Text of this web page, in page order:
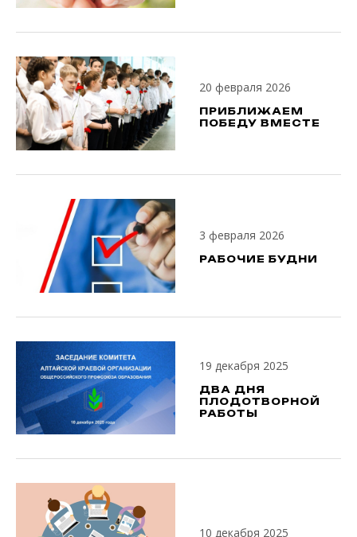
20 февраля 2026
ПРИБЛИЖАЕМ
ПОБЕДУ ВМЕСТЕ
3 февраля 2026
РАБОЧИЕ БУДНИ
19 декабря 2025
ДВА ДНЯ
ПЛОДОТВОРНОЙ
РАБОТЫ
10 декабря 2025